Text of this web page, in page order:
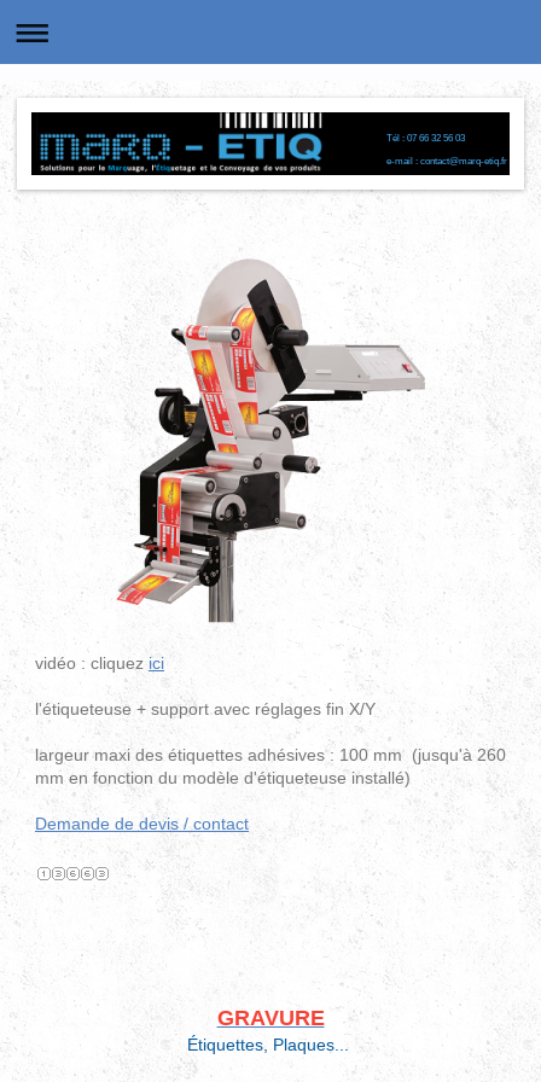
Tél : 07 66 32 56 03
e-mail : contact@marq-etiq.fr
vidéo : cliquez ici
l'étiqueteuse + support avec réglages fin X/Y
largeur maxi des étiquettes adhésives : 100 mm (jusqu'à 260
mm en fonction du modèle d'étiqueteuse installé)
Demande de devis / contact
GRAVURE
Étiquettes, Plaques...